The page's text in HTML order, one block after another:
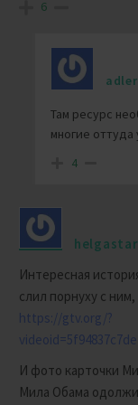
6
adler
Там ресурс
многие
4
Интересная
слил порнуху с
https://gtv.org/?
И фото карточки
Мила Обама